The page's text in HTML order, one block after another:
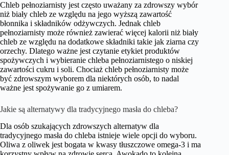
Chleb pełnoziarnisty jest często uważany za zdrowszy wybór
niż biały chleb ze względu na jego wyższą zawartość
błonnika i składników odżywczych. Jednak chleb
pełnoziarnisty może również zawierać więcej kalorii niż biały
chleb ze względu na dodatkowe składniki takie jak ziarna czy
orzechy. Dlatego ważne jest czytanie etykiet produktów
spożywczych i wybieranie chleba pełnoziarnistego o niskiej
zawartości cukru i soli. Chociaż chleb pełnoziarnisty może
być zdrowszym wyborem dla niektórych osób, to nadal
ważne jest spożywanie go z umiarem.
Jakie są alternatywy dla tradycyjnego masła do chleba?
Dla osób szukających zdrowszych alternatyw dla
tradycyjnego masła do chleba istnieje wiele opcji do wyboru.
Oliwa z oliwek jest bogata w kwasy tłuszczowe omega-3 i ma